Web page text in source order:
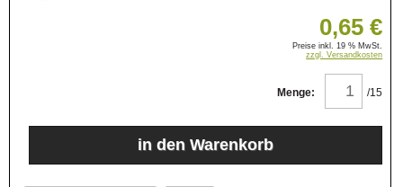
0,65 €
Preise inkl. 19 % MwSt.
zzgl. Versandkosten
Menge: /15